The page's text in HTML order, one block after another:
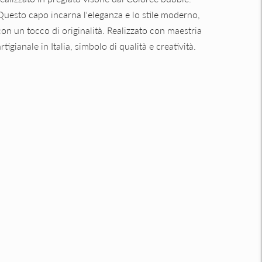
capo incarna l'eleganza e lo stile moderno,
un tocco di originalità. Realizzato con maestria
in Italia, simbolo di qualità e creatività.